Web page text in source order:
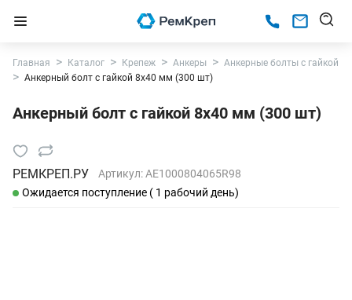
Главная Каталог Крепеж Анкеры
Анкерные болты с гайкой
Анкерный болт с гайкой 8х40 мм (300 шт)
Анкерный болт с гайкой 8х40 мм (300 шт)
РЕМКРЕП.РУ Артикул:AE1000804065R98
Ожидается поступление ( 1 рабочий день)